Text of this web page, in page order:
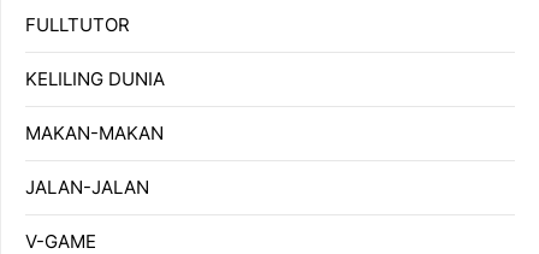
FULLTUTOR
KELILING DUNIA
MAKAN-MAKAN
JALAN-JALAN
V-GAME